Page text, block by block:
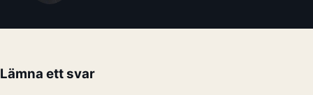
Lämna ett svar